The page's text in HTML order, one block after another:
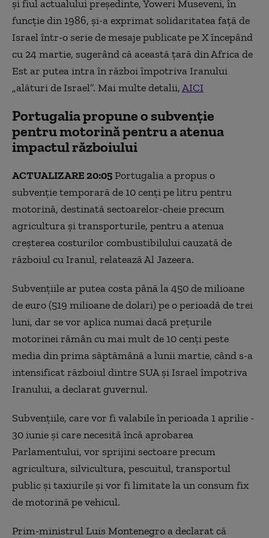
şi fiul actualului preşedinte, Yoweri Museveni, în
funcţie din 1986, şi-a exprimat solidaritatea faţă de
Israel într-o serie de mesaje publicate pe X începând
cu 24 martie, sugerând că această ţară din Africa de
Est ar putea intra în război împotriva Iranului
„alături de Israel”. Mai multe detalii,AICI
Portugalia propune o subvenție
pentru motorină pentru a atenua
impactul războiului
ACTUALIZARE 20:05Portugalia a propus o
subvenție temporară de 10 cenți pe litru pentru
motorină, destinată sectoarelor-cheie precum
agricultura și transporturile, pentru a atenua
creșterea costurilor combustibilului cauzată de
războiul cu Iranul, relatează Al Jazeera.
Subvențiile ar putea costa până la 450 de milioane
de euro (519 milioane de dolari) pe o perioadă de trei
luni, dar se vor aplica numai dacă prețurile
motorinei rămân cu mai mult de 10 cenți peste
media din prima săptămână a lunii martie, când s-a
intensificat războiul dintre SUA și Israel împotriva
Iranului, a declarat guvernul.
Subvențiile, care vor fi valabile în perioada 1 aprilie -
30 iunie și care necesită încă aprobarea
Parlamentului, vor sprijini sectoare precum
agricultura, silvicultura, pescuitul, transportul
public și taxiurile și vor fi limitate la un consum fix
de motorină pe vehicul.
Prim-ministrul Luis Montenegro a declarat că